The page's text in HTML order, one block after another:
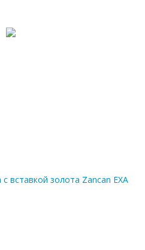
вставкой золота Zancan EXA